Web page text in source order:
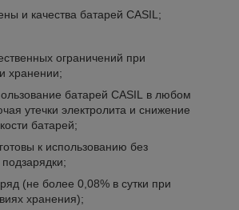
и качества батарей CASIL;
ограничений при
хранении;
батарей CASIL в любом
утечки электролита и снижение
батарей;
к использованию без
(не более 0,08% в сутки при
хранения);